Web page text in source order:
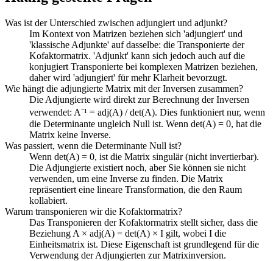
Was ist der Unterschied zwischen adjungiert und adjunkt?
Im Kontext von Matrizen beziehen sich 'adjungiert' und
'klassische Adjunkte' auf dasselbe: die Transponierte der
Kofaktormatrix. 'Adjunkt' kann sich jedoch auch auf die
konjugiert Transponierte bei komplexen Matrizen beziehen,
daher wird 'adjungiert' für mehr Klarheit bevorzugt.
Wie hängt die adjungierte Matrix mit der Inversen zusammen?
Die Adjungierte wird direkt zur Berechnung der Inversen
verwendet: A⁻¹ = adj(A) / det(A). Dies funktioniert nur, wenn
die Determinante ungleich Null ist. Wenn det(A) = 0, hat die
Matrix keine Inverse.
Was passiert, wenn die Determinante Null ist?
Wenn det(A) = 0, ist die Matrix singulär (nicht invertierbar).
Die Adjungierte existiert noch, aber Sie können sie nicht
verwenden, um eine Inverse zu finden. Die Matrix
repräsentiert eine lineare Transformation, die den Raum
kollabiert.
Warum transponieren wir die Kofaktormatrix?
Das Transponieren der Kofaktormatrix stellt sicher, dass die
Beziehung A × adj(A) = det(A) × I gilt, wobei I die
Einheitsmatrix ist. Diese Eigenschaft ist grundlegend für die
Verwendung der Adjungierten zur Matrixinversion.